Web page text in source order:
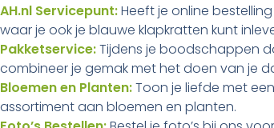
AH.nl Servicepunt:Heeft je online
waar je ook je blauwe klapkratten kunt
Pakketservice:Tijdens je boodschappen
combineer je gemak met het doen van je
Bloemen en Planten:Toon je liefde met
assortiment aan bloemen en planten.